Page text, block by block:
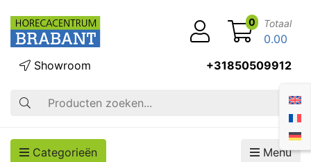
Zoek op
Showroom +31850509912
0 Totaal
0.00
Categorieën Menu